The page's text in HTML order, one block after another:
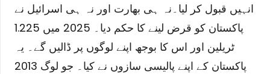
انہیں قبول کر لیا۔نہ ہی بھارت اور نہ ہی اسرائیل نے
پاکستان کو قرض لینے کا حکم دیا۔ 2025 میں 1.225
ٹریلین اور اس کا بوجھ اپنے لوگوں پر ڈالیں گے۔ یہ
پاکستان کے اپنے پالیسی سازوں نے کیا۔ جو لوگ 2013